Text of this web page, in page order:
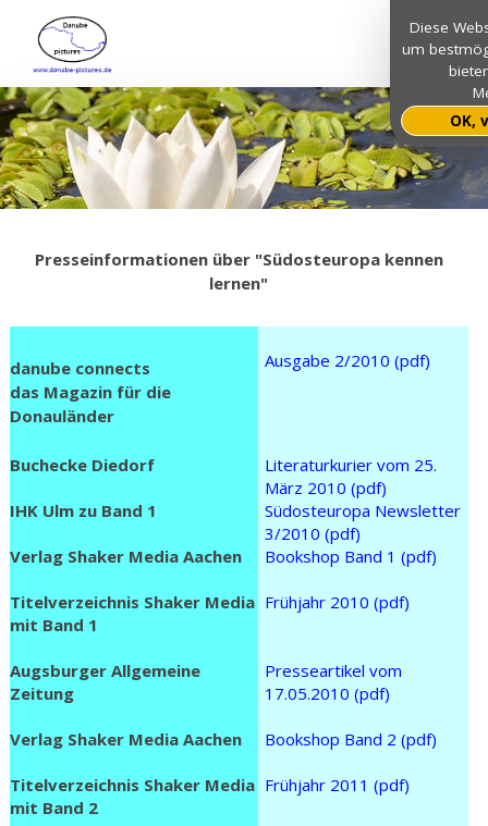
Presseinformationen über "Südosteuropa kennen
lernen"
danube connects
das Magazin für die
Donauländer
Ausgabe 2/2010 (pdf)
Buchecke Diedorf
Literaturkurier vom 25.
März 2010 (pdf)
IHK Ulm zu Band 1
Südosteuropa Newsletter
3/2010 (pdf)
Verlag Shaker Media Aachen
Bookshop Band 1 (pdf)
Titelverzeichnis Shaker Media
mit Band 1
Frühjahr 2010 (pdf)
Augsburger Allgemeine
Zeitung
Presseartikel vom
17.05.2010 (pdf)
Verlag Shaker Media Aachen Bookshop Band 2 (pdf)
Titelverzeichnis Shaker Media
mit Band 2
Frühjahr 2011 (pdf)
Diese
um
OK,